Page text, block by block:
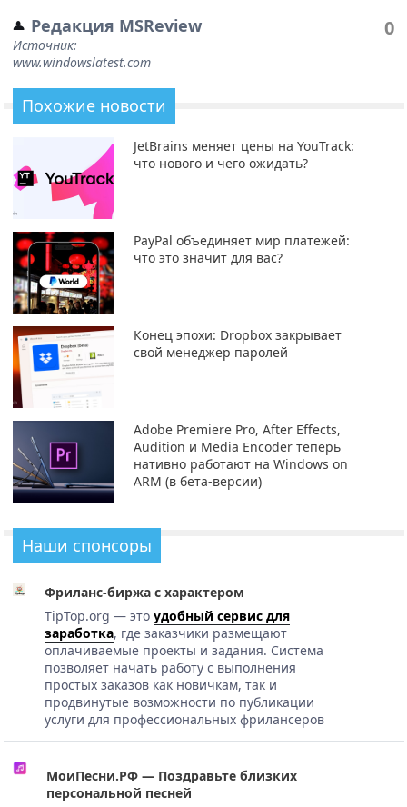
Редакция MSReview
Источник:
www.windowslatest.com
0
Похожие новости
JetBrains меняет цены на YouTrack:
что нового и чего ожидать?
PayPal объединяет мир платежей:
что это значит для вас?
Конец эпохи: Dropbox закрывает
свой менеджер паролей
Adobe Premiere Pro, After Effects,
Audition и Media Encoder теперь
нативно работают на Windows on
ARM (в бета-версии)
Наши спонсоры
Фриланс-биржа с характером
TipTop.org — это удобный сервис для
заработка, где заказчики размещают
оплачиваемые проекты и задания. Система
позволяет начать работу с выполнения
простых заказов как новичкам, так и
продвинутые возможности по публикации
услуги для профессиональных фрилансеров
МоиПесни.РФ — Поздравьте близких
персональной песней